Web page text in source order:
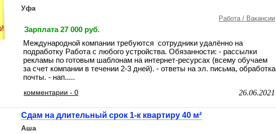
Уфа
Работа / Вакансии
Зарплата 27 000 руб.
Международной компании требуются сотрудники удалённо на
подработку Работа с любого устройства. Обязанности: - рассылки
рекламы по готовым шаблонам на интернет-ресурсах (всему обучаем
за счет компании в течении 2-3 дней). - ответы на эл. письма, обработка
почты. - нап.....
комментарии - 0 26.06.2021
Сдам на длительный срок 1-к квартиру 40 м²
Аша